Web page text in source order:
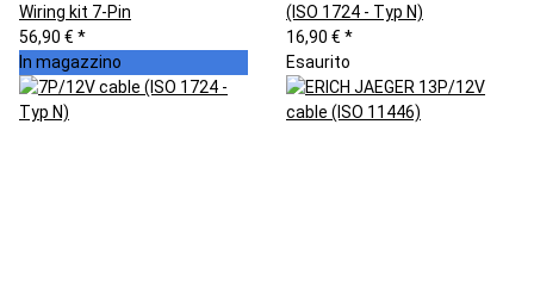
Wiring kit 7-Pin
56,90 € *
(ISO 1724 - Typ N)
16,90 € *
In magazzino
Esaurito